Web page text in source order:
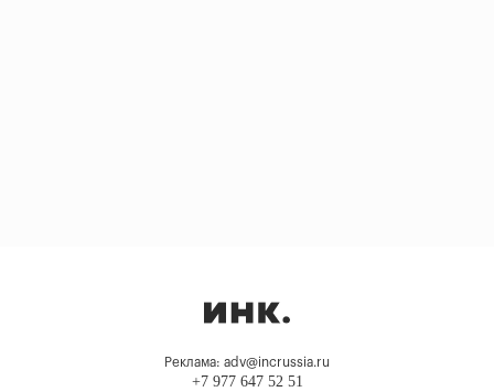
Реклама: adv@incrussia.ru
+7 977 647 52 51